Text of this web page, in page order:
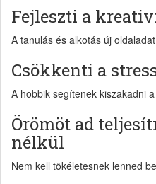
Fejleszti a
A tanulás és alkotás új
Csökkenti a
A hobbik segítenek kiszakadni
Örömöt ad
nélkül
Nem kell tökéletesnek lenned